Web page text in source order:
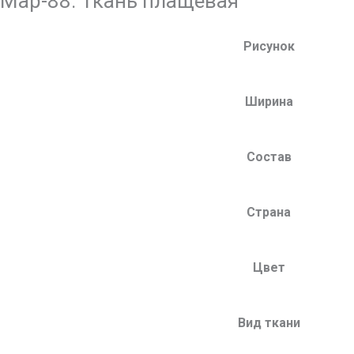
Рисунок
Ширина
Состав
Страна
Цвет
Вид ткани